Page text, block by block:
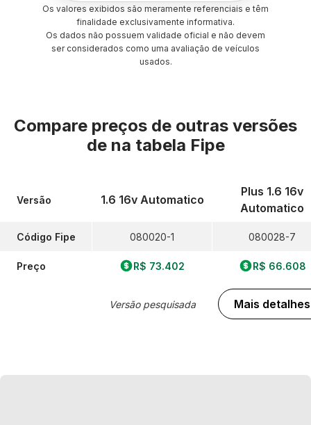
Os valores exibidos são meramente referenciais e têm
finalidade exclusivamente informativa.
Os dados não possuem validade oficial e não devem
ser considerados como uma avaliação de veículos
usados.
Compare preços de outras versões
de na tabela Fipe
Versão
Código Fipe
Preço
1.6 16v Automatico
080020-1
R$ 73.402
Versão pesquisada
Plus 1.6 16v
Automatico
080028-7
R$ 66.608
Mais detalhes